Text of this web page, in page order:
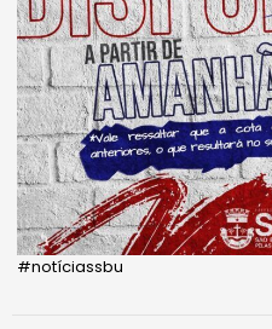
#notíciassbu